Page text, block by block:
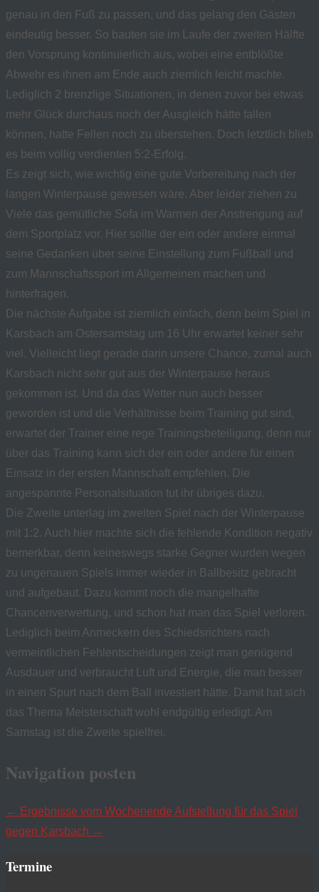
genau in den Fuß zu passen, und das gelang den Gästen
eindeutig besser. So bauten sie im Laufe der zweiten Hälfte
den Vorsprung kontinuierlich aus, wobei eine entblößte
Abwehr es ihnen am Ende auch ziemlich leicht machte.
Lediglich 2 brenzlige Situationen, in denen zuvor bei etwas
mehr Glück durchaus noch der Ausgleich hätte fallen
können, hatte Fellen noch zu überstehen. Doch letztlich blieb
es beim völlig verdienten 5:2-Erfolg.
Es zeigt sich, wie wichtig eine gute Vorbereitung nach der
langen Winterpause gewesen wäre. Aber leider ziehen zu
Viele das gemütliche Sofa im Warmen der Anstrengung auf
dem Sportplatz vor. Hier sollte der ein oder andere einmal
seine Gedanken über seine Einstellung zum Fußball und
zum Mannschaftssport im Allgemeinen machen und
hinterfragen.
Die nächste Aufgabe ist ziemlich einfach, denn beim Spiel in
Karsbach am Ostersamstag um 16 Uhr erwartet keiner sehr
viel. Vielleicht liegt gerade darin unsere Chance, zumal auch
Karsbach nicht sehr gut aus der Winterpause heraus
gekommen ist. Und da das Wetter nun auch besser
geworden ist und die Verhältnisse beim Training gut sind,
erwartet der Trainer eine rege Trainingsbeteiligung, denn nur
über das Training kann sich der ein oder andere für einen
Einsatz in der ersten Mannschaft empfehlen. Die
angespannte Personalsituation tut ihr übriges dazu.
Die Zweite unterlag im zweiten Spiel nach der Winterpause
mit 1:2. Auch hier machte sich die fehlende Kondition negativ
bemerkbar, denn keineswegs starke Gegner wurden wegen
zu ungenauen Spiels immer wieder in Ballbesitz gebracht
und aufgebaut. Dazu kommt noch die mangelhafte
Chancenverwertung, und schon hat man das Spiel verloren.
Lediglich beim Anmeckern des Schiedsrichters nach
vermeintlichen Fehlentscheidungen zeigt man genügend
Ausdauer und verbraucht Luft und Energie, die man besser
in einen Spurt nach dem Ball investiert hätte. Damit hat sich
das Thema Meisterschaft wohl endgültig erledigt. Am
Samstag ist die Zweite spielfrei.
Navigation posten
← Ergebnisse vom Wochenende Aufstellung für das Spiel
gegen Karsbach →
Termine